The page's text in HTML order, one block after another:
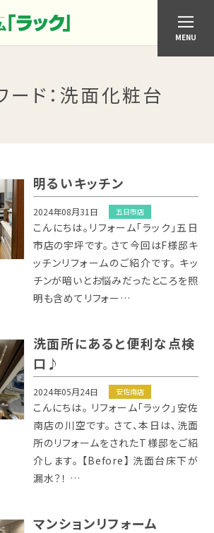
MENU
ード ：洗面化粧台
明るいキッチン
2024年08月31日 五日市店
こんにちは。リフォーム「ラック」五日
市店の宇坪です。 さて今回はF様邸キ
ッチンリフォームのご紹介です。 キッ
チンが暗いとお悩みだったところを照
明も含めてリフォー…
洗面所にあると便利な点検
口♪
2024年05月24日 安佐南店
こんにちは。 リフォーム「ラック」安佐
南店の川空です。 さて、本日は、洗面
所のリフォームをされたT様邸をご紹
介します。 【Before】 洗面台床下が
漏水？！ …
マンションリフォーム